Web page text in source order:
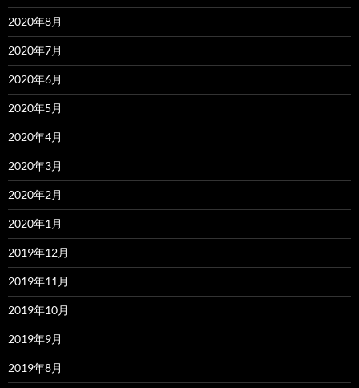
2020年8月
2020年7月
2020年6月
2020年5月
2020年4月
2020年3月
2020年2月
2020年1月
2019年12月
2019年11月
2019年10月
2019年9月
2019年8月